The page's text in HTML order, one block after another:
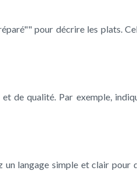
pour décrire les plats.
qualité. Par exemple,
langage simple et clair